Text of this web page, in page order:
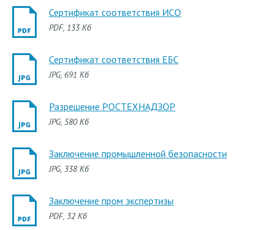
Сертификат соответствия ИСО
PDF, 133 Кб
Сертификат соответствия ЕБС
JPG, 691 Кб
Разрешение РОСТЕХНАДЗОР
JPG, 580 Кб
Заключение промышленной безопасности
JPG, 338 Кб
Заключение пром экспертизы
PDF, 32 Кб